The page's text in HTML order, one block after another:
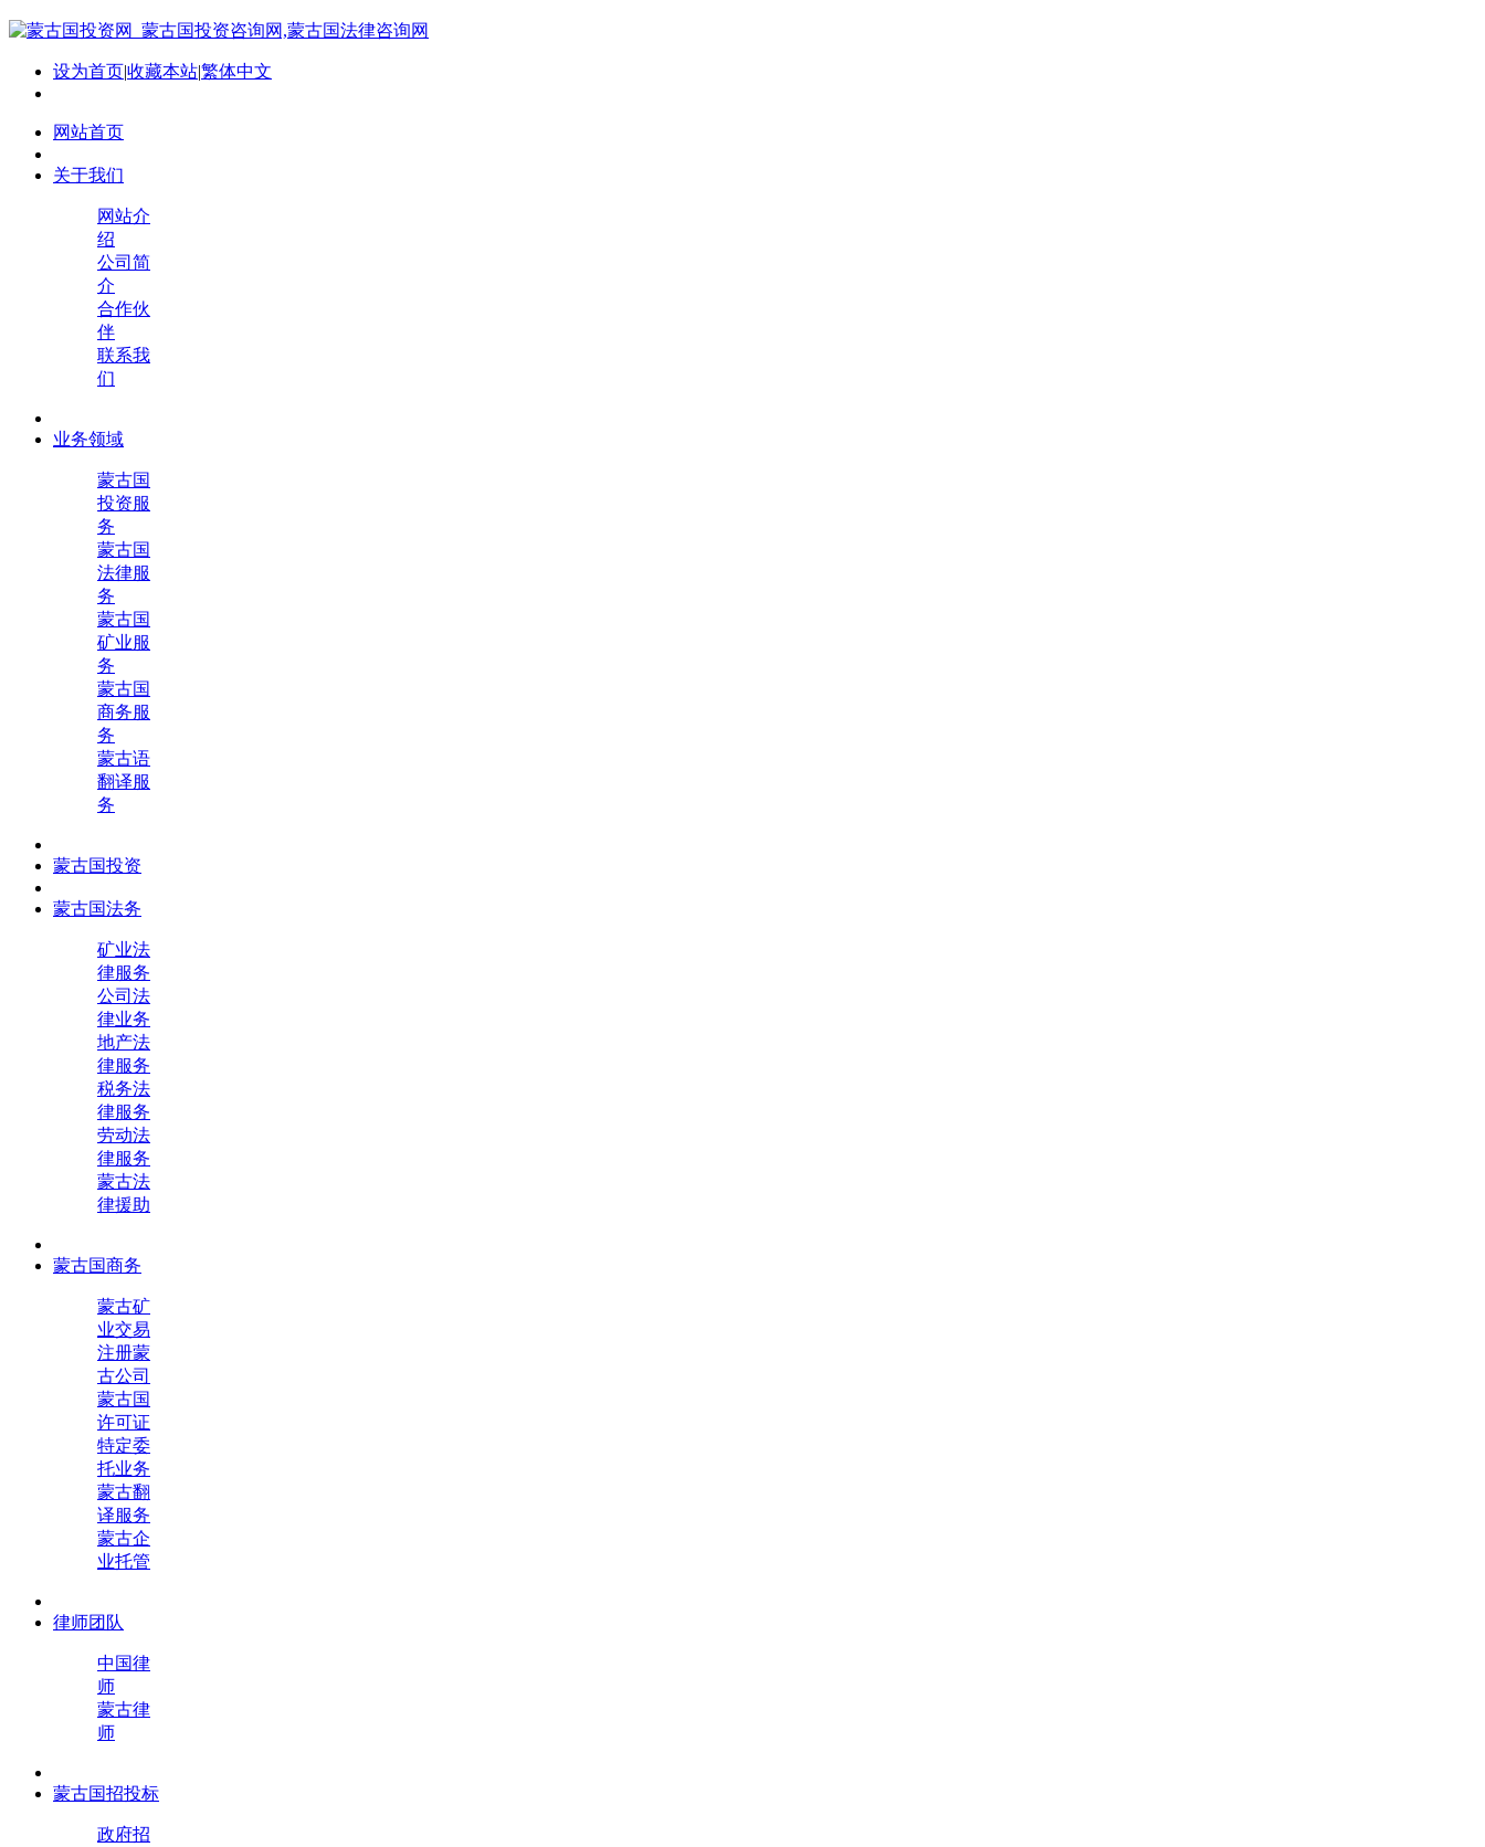
设为首页|收藏本站|繁体中文
网站首页
关于我们
网站介
绍
公司简
介
合作伙
伴
联系我
们
业务领域
蒙古国
投资服
务
蒙古国
法律服
务
蒙古国
矿业服
务
蒙古国
商务服
务
蒙古语
翻译服
务
蒙古国投资
蒙古国法务
矿业法
律服务
公司法
律业务
地产法
律服务
税务法
律服务
劳动法
律服务
蒙古法
律援助
蒙古国商务
蒙古矿
业交易
注册蒙
古公司
蒙古国
许可证
特定委
托业务
蒙古翻
译服务
蒙古企
业托管
律师团队
中国律
师
蒙古律
师
蒙古国招投标
政府招